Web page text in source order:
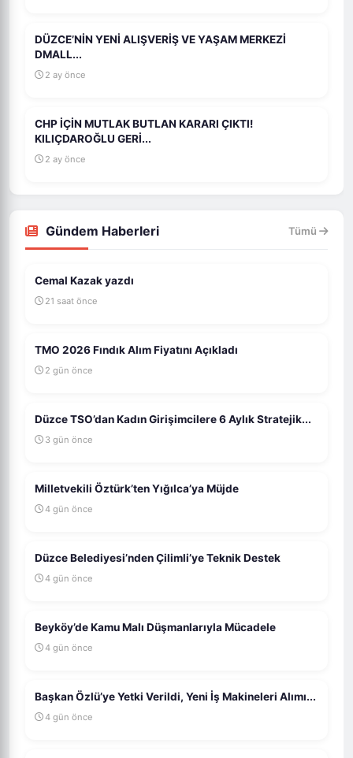
DÜZCE’NİN YENİ ALIŞVERİŞ VE YAŞAM MERKEZİ
DMALL...
2 ay önce
CHP İÇİN MUTLAK BUTLAN KARARI ÇIKTI!
KILIÇDAROĞLU GERİ...
2 ay önce
Gündem Haberleri Tümü
Cemal Kazak yazdı
21 saat önce
TMO 2026 Fındık Alım Fiyatını Açıkladı
2 gün önce
Düzce TSO’dan Kadın Girişimcilere 6 Aylık Stratejik...
3 gün önce
Milletvekili Öztürk’ten Yığılca’ya Müjde
4 gün önce
Düzce Belediyesi’nden Çilimli’ye Teknik Destek
4 gün önce
Beyköy’de Kamu Malı Düşmanlarıyla Mücadele
4 gün önce
Başkan Özlü’ye Yetki Verildi, Yeni İş Makineleri Alımı...
4 gün önce